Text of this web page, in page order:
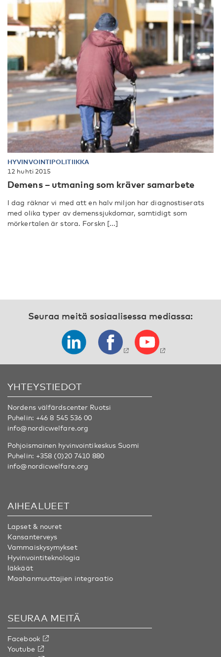
HYVINVOINTIPOLITIIKKA
12 huhti 2015
Demens – utmaning som kräver samarbete
I dag räknar vi med att en halv miljon har diagnostiserats
med olika typer av demenssjukdomar, samtidigt som
mörkertalen är stora. Forskn [...]
Seuraa meitä sosiaalisessa mediassa:
YHTEYSTIEDOT
Nordens välfärdscenter Ruotsi
Puhelin: +46 8 545 536 00
info@nordicwelfare.org
Pohjoismainen hyvinvointikeskus Suomi
Puhelin: +358 (0)20 7410 880
info@nordicwelfare.org
AIHEALUEET
Lapset & nouret
Kansanterveys
Vammaiskysymykset
Hyvinvointiteknologia
Iäkkäät
Maahanmuuttajien integraatio
SEURAA MEITÄ
Facebook
Youtube